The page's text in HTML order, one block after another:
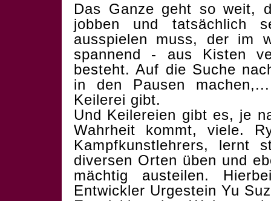
Das Ganze geht so weit,
jobben und tatsächlich
ausspielen muss, der im
spannend - aus Kisten
besteht. Auf die Suche
in den Pausen
Keilerei gibt.
Und Keilereien gibt es, je
Wahrheit kommt, viele.
Kampfkunstlehrers, lernt
diversen Orten üben und
mächtig austeilen.
Entwickler Urgestein Yu